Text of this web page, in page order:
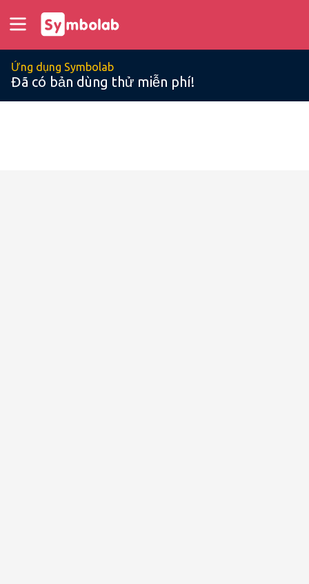
Ứng dụng Symbolab
Đã có bản dùng thử miễn phí!